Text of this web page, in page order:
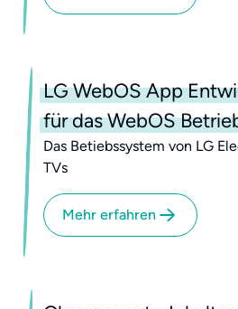
LG WebOS App
für das WebOS
Das Betiebssystem von LG
TVs
Mehr erfahren